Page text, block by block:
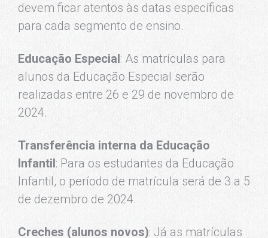
devem ficar atentos às datas específicas
para cada segmento de ensino.
Educação Especial: As matrículas para
alunos da Educação Especial serão
realizadas entre 26 e 29 de novembro de
2024.
Transferência interna da Educação
Infantil: Para os estudantes da Educação
Infantil, o período de matrícula será de 3 a 5
de dezembro de 2024.
Creches (alunos novos): Já as matrículas